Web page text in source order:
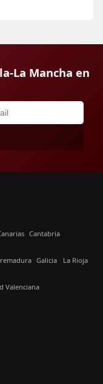
La Mancha en
Cantabria
Galicia La Rioja
Valenciana